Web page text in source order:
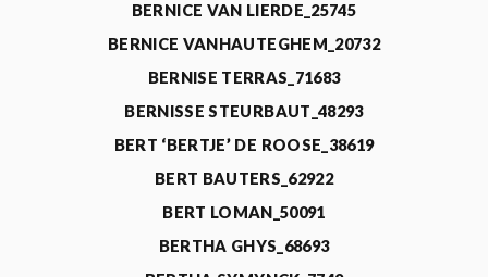
BERNICE VAN LIERDE_25745
BERNICE VANHAUTEGHEM_20732
BERNISE TERRAS_71683
BERNISSE STEURBAUT_48293
BERT ‘BERTJE’ DE ROOSE_38619
BERT BAUTERS_62922
BERT LOMAN_50091
BERTHA GHYS_68693